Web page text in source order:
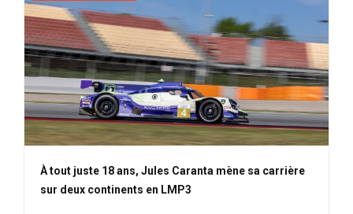
À tout juste 18 ans, Jules Caranta mène sa carrière
sur deux continents en LMP3